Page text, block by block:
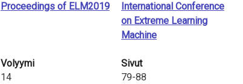
Proceedings of ELM2019
International Conference
on Extreme Learning
Machine
Volyymi
14
Sivut
79-88